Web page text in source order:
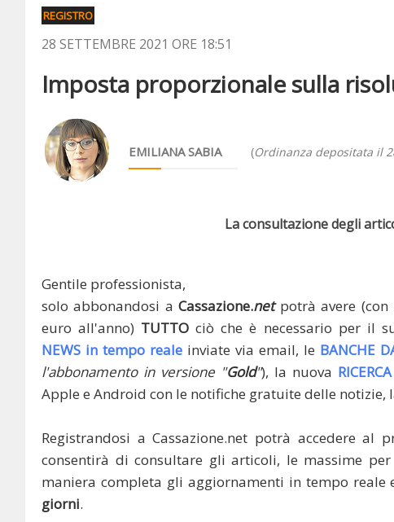
REGISTRO
28 SETTEMBRE 2021 ORE 18:51
Imposta proporzionale sulla
EMILIANA SABIA (Ordinanza depositata il
La consultazione degli
Gentile professionista,
solo abbonandosi aCassazione.netpotrà avere
euro all'anno) TUTTO ciò che è necessario per il
NEWS in tempo reale inviate via email, le BANCHE
l'abbonamento in versione "Gold"), la nuova
Apple e Android con le notifiche gratuite delle notizie,
Registrandosi a Cassazione.net potrà accedere
consentirà di consultare gli articoli, le massime
maniera completa gli aggiornamenti in tempo
giorni.